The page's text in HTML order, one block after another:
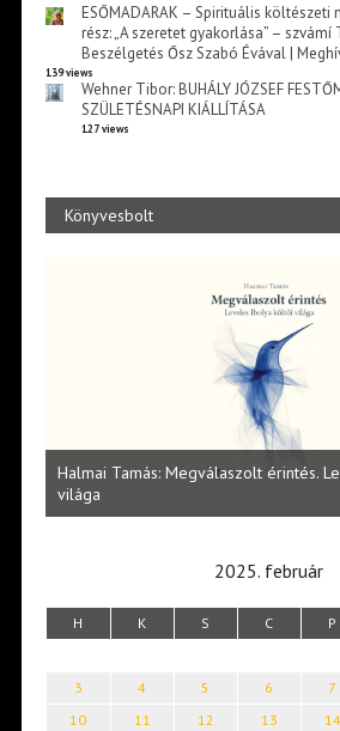
ESŐMADARAK – Spirituális költészeti
rész: „A szeretet gyakorlása” –
Beszélgetés Ősz Szabó Évával |
139 views
Wehner Tibor: BUHÁLY JÓZSEF
SZÜLETÉSNAPI KIÁLLÍTÁSA
127 views
Könyvesbolt
Halmai Tamás: Megválaszolt érintés.
világa
2025. február
H K S C P
3
4 5 6 7
10
11 12 13 14